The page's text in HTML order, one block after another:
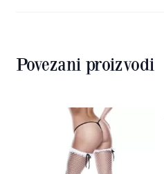
Povezani proizvodi